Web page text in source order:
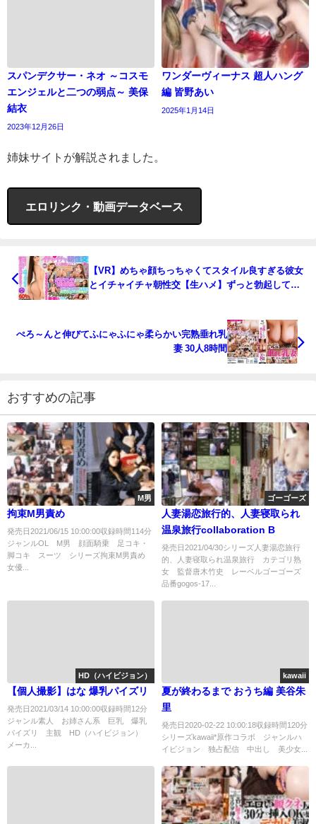
スパンデクサー・ネオ ～コスモ
エンジェルと二つの弱点～ 美保
結衣
2023年12月26日
ワンダーヴィーナス 超人ハング
編 皆野あい
2025年1月14日
姉妹サイトが解説されました。
エロリンク・動画データベース
【VR】めちゃ顔ちっちゃくてスタイル良すぎる彼女
とイチャイチャ朝性交【生ハメ】ずっと勃起してる
デカ尻突きまくりバックと超・覆いかぶさり正常位
【中出し】 木下ひまり
ぺろ～んと伸びてふにゃふにゃ柔らかい完熟垂れ乳
妻 30人8時間
おすすめの記事
M男
拘束M男責め
発売日2021/06/15 10:00:00収録時間114分
ジャンルOL M男 顔面騎乗 足コキ・
脚コキ スーツ シリーズ拘束M男責め
女優...
ゴーゴーズ
人妻湯恋旅行的、人妻寝取られ
温泉旅行collaboration B
発売日2021/04/30シリーズ人妻湯恋旅行
的、人妻寝取られ温泉旅行 カテゴリ熟
女 監督唐木竹史 レーベルゴーゴーズ
品番gogos-17...
HD（ハイビジョン）
【個人撮影】はな 爆乳パイズリ
発売日2021/03/14 10:00:00収録時間12分
ジャンル素人 お姉さん系 巨乳 爆乳
パイズリ 主観 HD（ハイビジョン）
メーカ...
kawaii
夏が終わるまで おうち編 美谷朱
里
発売日2020-02-22 10:00:18収録時間120分
シリーズkawaii*原作コラボ ジャンルハ
イビジョン 独占配信 中出し 美少女...